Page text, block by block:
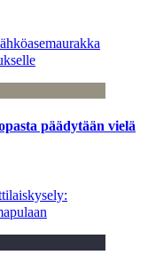
päädytään vielä